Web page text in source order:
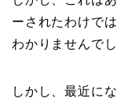
ーされたわけで
わかりませんでし
しかし、最近に